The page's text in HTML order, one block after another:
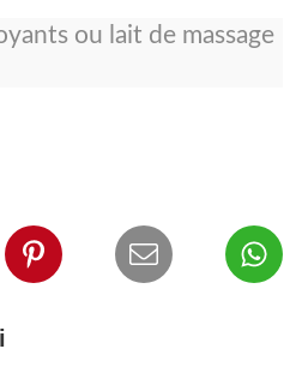
ou lait de massage